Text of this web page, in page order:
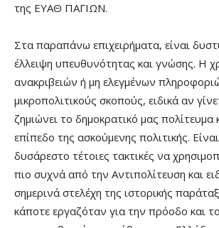
της ΕΥΑΘ ΠΑΓΙΩΝ.
Στα παραπάνω επιχειρήματα, είναι
έλλειψη υπευθυνότητας και γνώσης. Η
ανακριβειών ή μη ελεγμένων
μικροπολιτικούς σκοπούς, ειδικά αν
ζημιώνει το δημοκρατικό μας πολίτευμα
επίπεδο της ασκούμενης πολιτικής.
δυσάρεστο τέτοιες τακτικές να
πιο συχνά από την Αντιπολίτευση και
σημερινά στελέχη της ιστορικής
κάποτε εργαζόταν για την πρόοδο και